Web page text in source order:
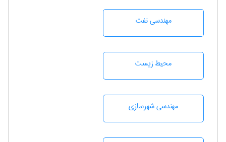
مهندسی نفت
محيط زيست
مهندسی شهرسازی